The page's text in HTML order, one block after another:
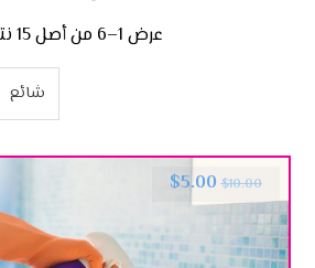
عرض 1–6 من أصل 15 نتيجة
$10.00
$5.00